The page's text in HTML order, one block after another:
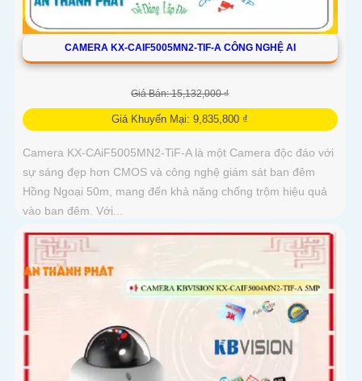
CAMERA KX-CAIF5005MN2-TIF-A CÔNG NGHỆ AI
Giá Bán: 15,132,000 ₫
Giá Khuyến Mại: 9,835,800 ₫
Camera KX-CAiF5005MN2-TiF-A là một Camera độc đáo với
sự sáng đẹp hơn CMOS và công nghệ giám sát ban đêm
Hồng Ngoại 50m, mang đến khả năng chống trộm hiệu quả
vào ban đêm. Với...